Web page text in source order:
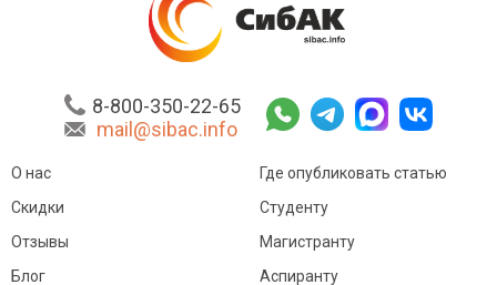
8-800-350-22-65
mail@sibac.info
О нас
Скидки
Отзывы
Блог
Где опубликовать статью
Студенту
Магистранту
Аспиранту